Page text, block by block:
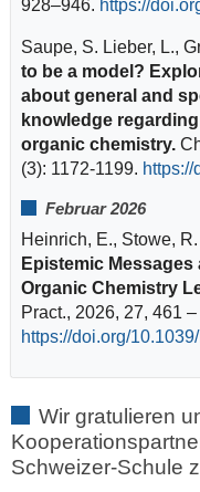
928–946. https://
Saupe, S. Lieber, L.,
to be a model?
about general and
knowledge
organic chemistry.
(3): 1172-1199.
Februar 2026
Heinrich, E., Stowe,
Epistemic
Organic Chemistry
Pract., 2026, 27, 461 –
https://doi.org/
Wir gratulieren
Schweizer-Schule